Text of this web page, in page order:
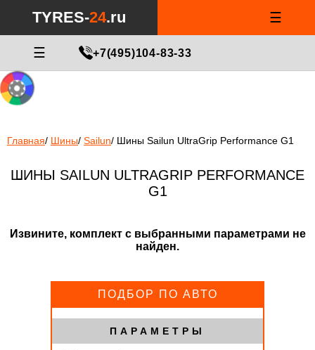
24.ru/html/catalog/controller/product/shinydiski.php
on line
TYRES-24.ru ☰
☰ +7(495)104-83-33
Главная/ Шины/ Sailun/ Шины Sailun UltraGrip Performance G1
ШИНЫ SAILUN ULTRAGRIP PERFORMANCE
G1
Извините, комплект с выбранными параметрами не
найден.
ПОДБОР ПО АВТО
ПАРАМЕТРЫ